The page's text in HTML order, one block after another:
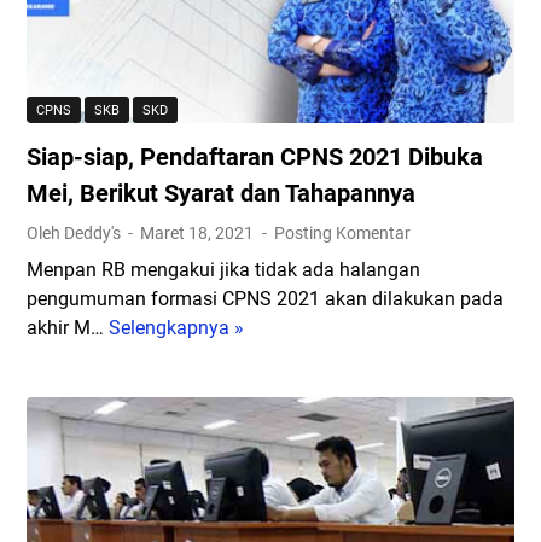
C
P
N
a
n
P
P
K
2
1
I
n
a
n
s
i
n
i
m
D
b
u
H
a
r
I
n
i
.
C
C
P
N
S
a
n
P
P
2
0
2
1
B
CPNS SKB SKD
Siap-siap, Pendaftaran CPNS 2021 Dibuka
Mei, Berikut Syarat dan Tahapannya
Oleh Deddy's Maret 18, 2021 Posting Komentar
Menpan RB mengakui jika tidak ada halangan
pengumuman formasi CPNS 2021 akan dilakukan pada
akhir M… Selengkapnya »
p
-
a